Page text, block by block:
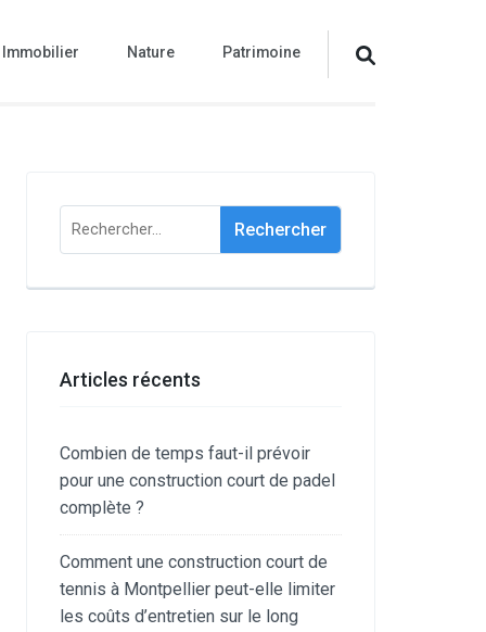
Immobilier Nature Patrimoine
Rechercher :
Articles récents
Combien de temps faut-il prévoir
pour une construction court de padel
complète ?
Comment une construction court de
tennis à Montpellier peut-elle limiter
les coûts d’entretien sur le long